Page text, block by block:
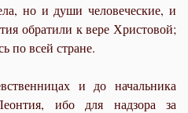
но и души человеческие, и
обратили к вере Христовой;
по всей стране.
и до начальника
ибо для надзора за